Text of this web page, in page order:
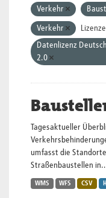
Verkehr
Verkehr
Datenlizenz
2.0
Tagesaktueller
umfasst die
Straßenbaustellen
WMS WFS CSV